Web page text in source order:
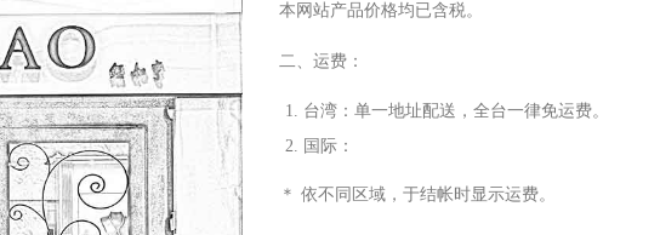
本网站产品价格均已含税。
二、运费：
台湾：单⼀地址配送，全台⼀律免运费。
国际：
＊ 依不同区域，于结帐时显⽰运费。